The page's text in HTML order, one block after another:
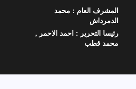
المحتوى
المشرف العام : محمد
الدمرداش
رئيسا التحرير : احمد الاحمر ,
محمد قطب